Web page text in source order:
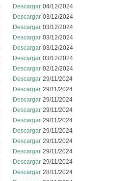
Descargar 04/12/2024
Descargar 03/12/2024
Descargar 03/12/2024
Descargar 03/12/2024
Descargar 03/12/2024
Descargar 03/12/2024
Descargar 02/12/2024
Descargar 29/11/2024
Descargar 29/11/2024
Descargar 29/11/2024
Descargar 29/11/2024
Descargar 29/11/2024
Descargar 29/11/2024
Descargar 29/11/2024
Descargar 29/11/2024
Descargar 29/11/2024
Descargar 28/11/2024